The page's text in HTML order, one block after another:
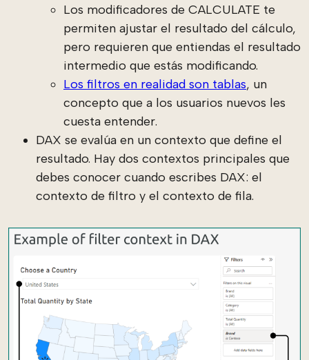
Los modificadores de CALCULATE te
permiten ajustar el resultado del cálculo,
pero requieren que entiendas el resultado
intermedio que estás modificando.
Los filtros en realidad son tablas, un
concepto que a los usuarios nuevos les
cuesta entender.
DAX se evalúa en un contexto que define el
resultado. Hay dos contextos principales que
debes conocer cuando escribes DAX: el
contexto de filtro y el contexto de fila.